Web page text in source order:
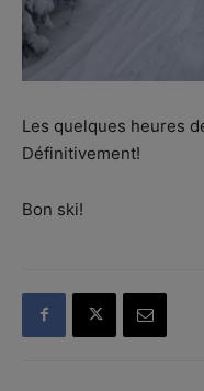
Les quelques heures
Définitivement!
Bon ski!